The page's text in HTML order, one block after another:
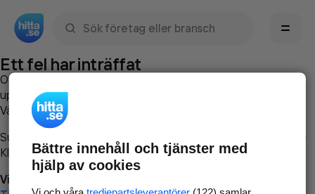
Ett fel har inträffat
Om du vill kan du
uppstod så att vi lättare och snabbare kan avhjälpa det.
Vänligen försök med följande:
Surfa till
Klicka påTillbaka-knappen i webbläsaren och försök igen
Vi beklagar besväret!
Bättre innehåll och tjänster med
hjälp av cookies
Vi och våra tredjepartsleverantörer(122) samlar